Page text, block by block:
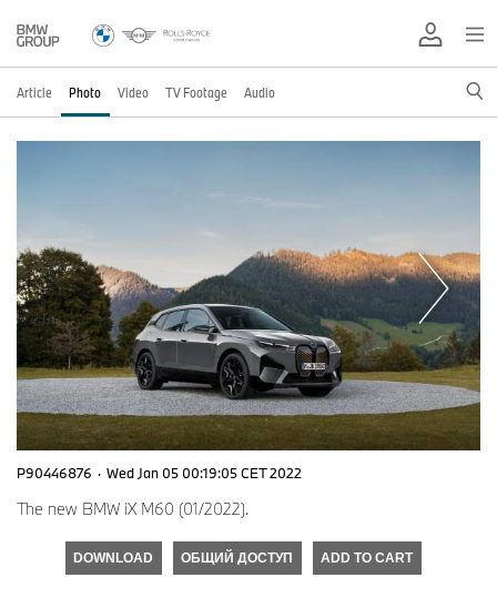
Article Photo Video TV Footage Audio
P90446876 · Wed Jan 05 00:19:05 CET 2022
The new BMW iX M60 (01/2022).
DOWNLOAD ОБЩИЙ ДОСТУП ADD TO CART